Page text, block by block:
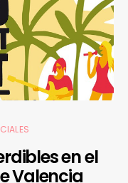
en el
Valencia